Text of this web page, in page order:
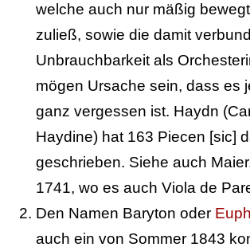
welche auch nur mäßig
zuließ, sowie die damit
Unbrauchbarkeit als
mögen Ursache sein, dass es
ganz vergessen ist. Haydn
Haydine) hat 163 Piecen [sic]
geschrieben. Siehe auch
1741, wo es auch Viola de
Den Namen Baryton oder
auch ein von Sommer 1843